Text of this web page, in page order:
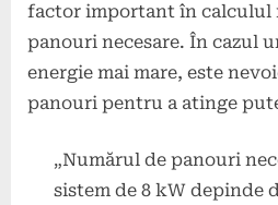
factor important în calculul
panouri necesare. În cazul
energie mai mare, este
panouri pentru a atinge
„Numărul de panouri
sistem de 8 kW depinde